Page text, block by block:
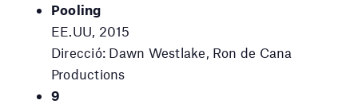
Pooling
EE.UU, 2015
Direcció: Dawn Westlake, Ron de Cana
Productions
9